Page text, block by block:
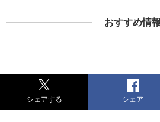
おすすめ情報
シェアする シェア